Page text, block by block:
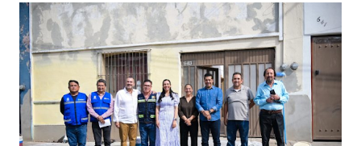
conoces ni la mitad de lo que deberías saber. Pero incluso
quienes ya han tenido relaciones sexuales no son expertos
o expertas en el tema. Siempre hay algo nuevo que
aprender y nuevas experiencias que conocer. Si eres una
chica y aún no has tenido relaciones sexuales, tal vez
pienses que el sexo será increíble y no puedas esperar para